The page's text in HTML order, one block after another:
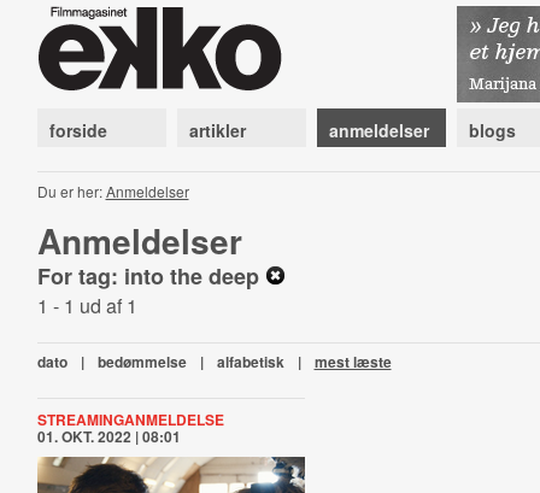
forside artikler anmeldelser blogs
Du er her:Anmeldelser
Anmeldelser
For tag: into the deep
1 - 1 ud af 1
dato | bedømmelse | alfabetisk | mest læste
STREAMINGANMELDELSE
01. OKT. 2022 | 08:01